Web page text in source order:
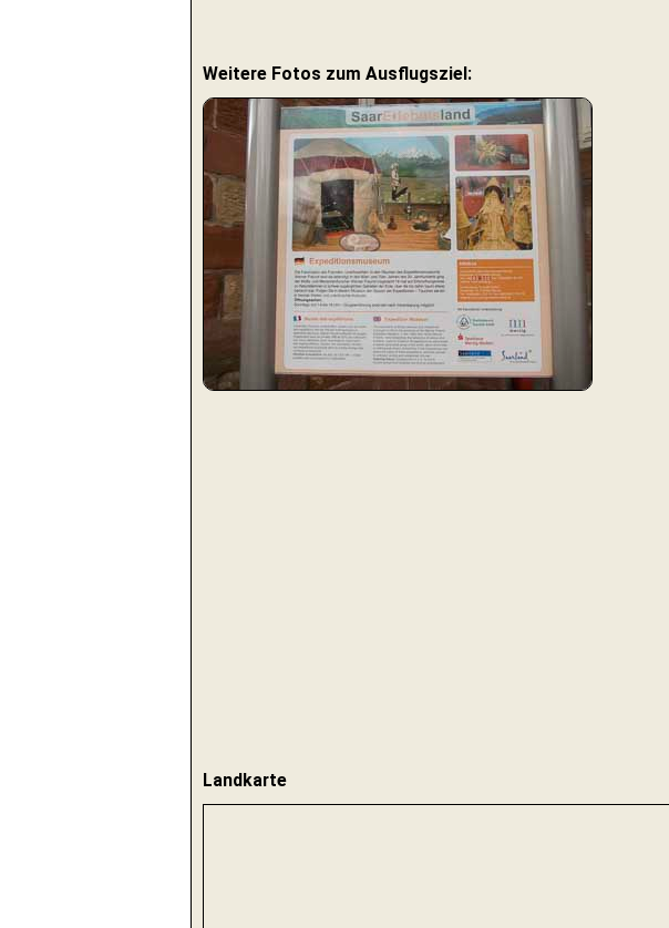
Weitere Fotos zum Ausflugsziel:
Landkarte